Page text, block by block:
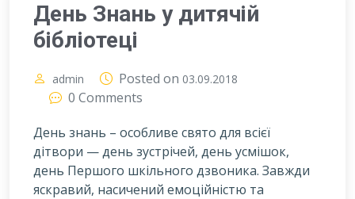
День Знань у дитячій
бібліотеці
admin Posted on 03.09.2018
0 Comments
День знань – особливе свято для всієї
дітвори — день зустрічей, день усмішок,
день Першого шкільного дзвоника. Завжди
яскравий, насичений емоційністю та